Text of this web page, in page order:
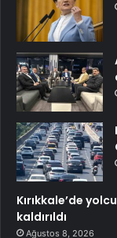
Kırıkkale’de
kaldırıldı
Ağustos 8, 2026